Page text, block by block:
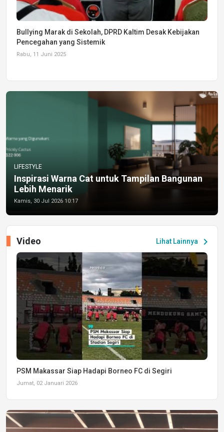
Bullying Marak di Sekolah, DPRD Kaltim Desak Kebijakan
Pencegahan yang Sistemik
Rabu, 11 Juni 2025
LIFESTYLE
Inspirasi Warna Cat untuk Tampilan Bangunan
Lebih Menarik
Kamis, 30 Jul 2026 10:17
Lihat Lainnya chevron_right
Video
PSM Makassar Siap Hadapi Borneo FC di Segiri
Jumat, 02 Januari 2026